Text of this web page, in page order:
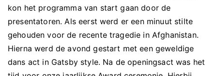
kon het programma van start gaan door de
presentatoren. Als eerst werd er een minuut stilte
gehouden voor de recente tragedie in Afghanistan.
Hierna werd de avond gestart met een geweldige
dans act in Gatsby style. Na de openingsact was het